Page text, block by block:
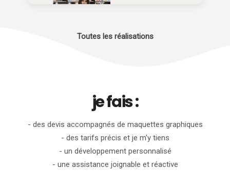
Toutes les réalisations
je fais :
- des devis accompagnés de maquettes graphiques
- des tarifs précis et je m'y tiens
- un développement personnalisé
- une assistance joignable et réactive